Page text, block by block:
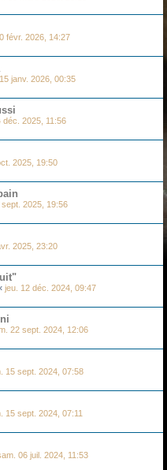
févr. 2026, 14:27
janv. 2026, 00:35
déc. 2025, 11:56
2025, 19:50
sept. 2025, 19:56
2025, 23:20
jeu. 12 déc. 2024, 09:47
22 sept. 2024, 12:06
15 sept. 2024, 07:58
15 sept. 2024, 07:11
06 juil. 2024, 11:53